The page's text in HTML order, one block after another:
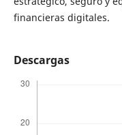
financieras digitales.
Descargas